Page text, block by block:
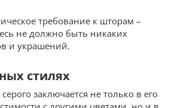
требование к шторам –
не должно быть никаких
и украшений.
стилях
заключается не только в его